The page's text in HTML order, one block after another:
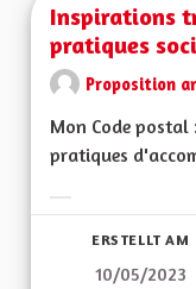
Inspirations
pratiques
Proposition
Mon Code postal
pratiques
ERSTELLT AM
10/05/2023